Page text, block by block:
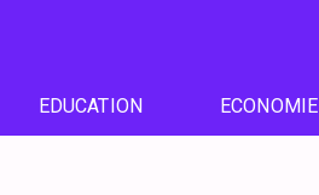
EDUCATION ECONOMIE